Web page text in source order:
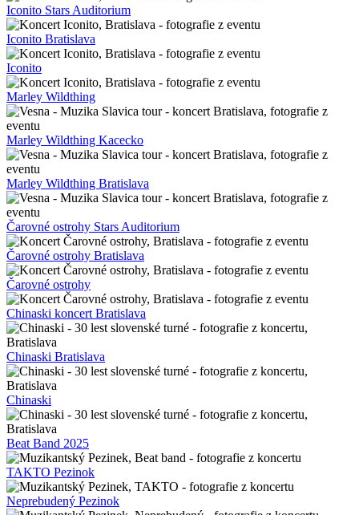
Iconito Stars Auditorium
Iconito Bratislava
Iconito
Marley Wildthing
Marley Wildthing Kacecko
Marley Wildthing Bratislava
Čarovné ostrohy Stars Auditorium
Čarovné ostrohy Bratislava
Čarovné ostrohy
Chinaski koncert Bratislava
Chinaski Bratislava
Chinaski
Beat Band 2025
TAKTO Pezinok
Neprebudený Pezinok